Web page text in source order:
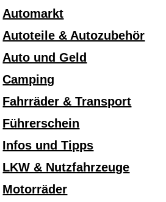
Automarkt
Autoteile & Autozubehör
Auto und Geld
Camping
Fahrräder & Transport
Führerschein
Infos und Tipps
LKW & Nutzfahrzeuge
Motorräder